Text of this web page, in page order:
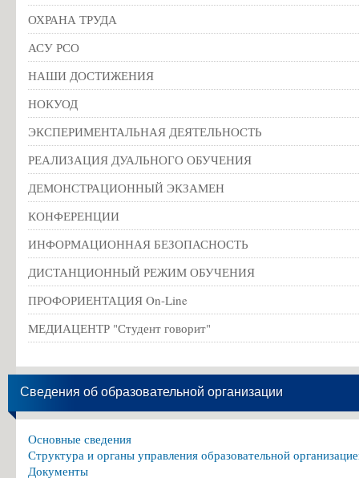
ОХРАНА ТРУДА
АСУ РСО
НАШИ ДОСТИЖЕНИЯ
НОКУОД
ЭКСПЕРИМЕНТАЛЬНАЯ ДЕЯТЕЛЬНОСТЬ
РЕАЛИЗАЦИЯ ДУАЛЬНОГО ОБУЧЕНИЯ
ДЕМОНСТРАЦИОННЫЙ ЭКЗАМЕН
КОНФЕРЕНЦИИ
ИНФОРМАЦИОННАЯ БЕЗОПАСНОСТЬ
ДИСТАНЦИОННЫЙ РЕЖИМ ОБУЧЕНИЯ
ПРОФОРИЕНТАЦИЯ On-Line
МЕДИАЦЕНТР "Студент говорит"
Сведения об образовательной организации
Основные сведения
Структура и органы управления образовательной
Документы